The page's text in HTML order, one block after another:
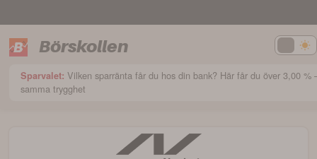
Börskollen
Sparvalet: Vilken sparränta får du hos din bank? Här får du över 3,00 %
samma trygghet